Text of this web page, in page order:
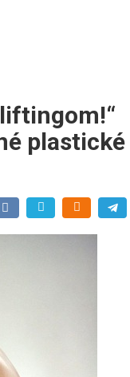
plastické